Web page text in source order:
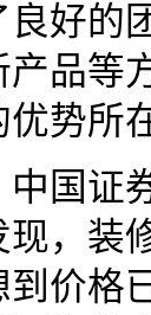
良好的
产品等
势所
国证
现，装
到价格